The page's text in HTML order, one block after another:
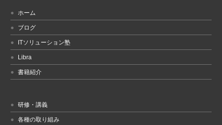
ホーム
ブログ
ITソリューション塾
Libra
書籍紹介
研修・講義
各種の取り組み